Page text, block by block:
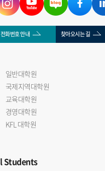
전화번호 안내 찾아오시는 길
일반대학원
국제지역대학원
교육대학원
경영대학원
KFL 대학원
Students